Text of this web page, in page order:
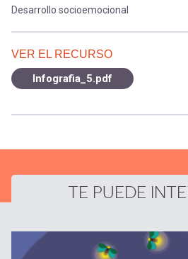
Desarrollo socioemocional
VER EL RECURSO
Infografia_5.pdf
TE PUEDE